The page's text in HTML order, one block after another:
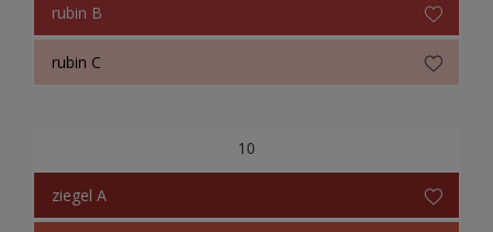
rubin B
rubin C
10
ziegel A